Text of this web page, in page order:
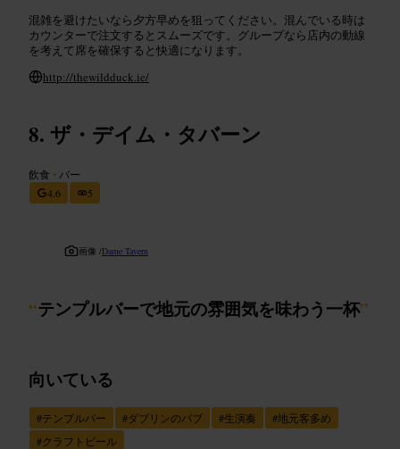
混雑を避けたいなら夕方早めを狙ってください。混んでいる時は
カウンターで注文するとスムーズです。グループなら店内の動線
を考えて席を確保すると快適になります。
http://thewildduck.ie/
ザ・デイム・タバーン
飲食 • バー
4.6
5
画像 /Dame Tavern
“テンプルバーで地元の雰囲気を味わう一杯”
向いている
#テンプルバー #ダブリンのパブ #生演奏 #地元客多め
#クラフトビール